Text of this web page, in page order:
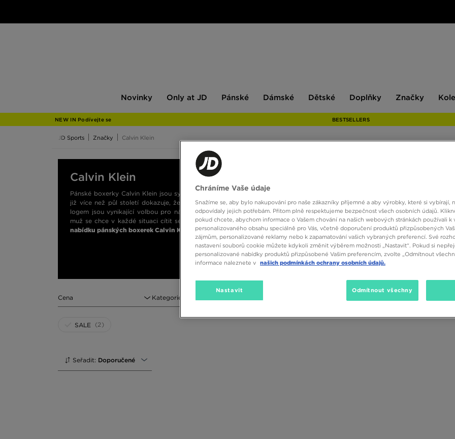
Novinky
JD
Only at JD Pánské Dámské Dětské Doplňky Značky
NEW IN Podívejte se BESTSELLERS
JD Sports Značky Calvin Klein
Calvin Klein
Pánské boxerky Calvin Klein jsou synonymem moderního minimalismu, nadčasového stylu a nekompromisního pohodlí. Značka
již více než půl století dokazuje, že to, co nosíme pod oblečením, má zásadní význam pro naši pohodu. Modely s
logem jsou vynikající volbou pro náročný pracovní den, trénink v posilovně i večerní odpočinek. Značka dokonale chápe,
muž se chce v každé situaci cítit sebejistě a uvolněně, aniž by přitom musel slevit ze svého skvělého vzhledu.Prohlédněte
nabídku pánských boxerek Calvin Klein, která na vás čeká v JD Sports.
Cena Kategorie
SALE (2)
Seřadit: Doporučené
Chráníme Vaše údaje
Snažíme se, aby bylo nakupování pro naše zákazníky příjemné a aby výrobky, které si vybírají,
odpovídaly jejich potřebám. Přitom plně respektujeme bezpečnost všech osobních údajů.
pokud chcete, abychom informace o Vašem chování na našich webových stránkách používali k
personalizovaného obsahu speciálně pro Vás, včetně doporučení produktů přizpůsobených
zájmům, personalizované reklamy nebo k zapamatování vašich vybraných preferencí. Své
nastavení souborů cookie můžete kdykoli změnit výběrem možnosti „Nastavit“. Pokud si
personalizované nabídky produktů přizpůsobené Vašim preferencím, zvolte „Odmítnout
informace naleznete v našich podmínkách ochrany osobních údajů.
Nastavit Odmítnout všechny